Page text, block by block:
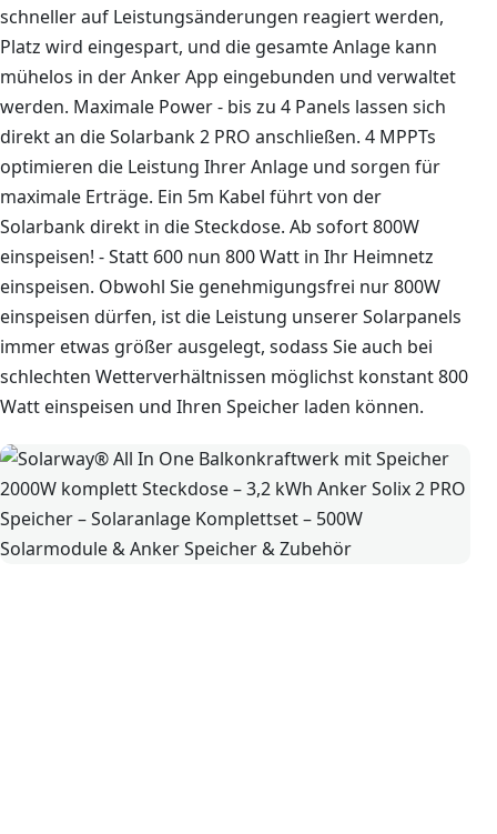
schneller auf Leistungsänderungen reagiert werden,
Platz wird eingespart, und die gesamte Anlage kann
mühelos in der Anker App eingebunden und verwaltet
werden. Maximale Power - bis zu 4 Panels lassen sich
direkt an die Solarbank 2 PRO anschließen. 4 MPPTs
optimieren die Leistung Ihrer Anlage und sorgen für
maximale Erträge. Ein 5m Kabel führt von der
Solarbank direkt in die Steckdose. Ab sofort 800W
einspeisen! - Statt 600 nun 800 Watt in Ihr Heimnetz
einspeisen. Obwohl Sie genehmigungsfrei nur 800W
einspeisen dürfen, ist die Leistung unserer Solarpanels
immer etwas größer ausgelegt, sodass Sie auch bei
schlechten Wetterverhältnissen möglichst konstant 800
Watt einspeisen und Ihren Speicher laden können.